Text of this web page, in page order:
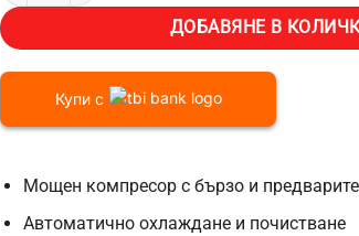
ДОБАВЯНЕ В
Купи с
Мощен компресор с бързо и
Автоматично охлаждане и почистване